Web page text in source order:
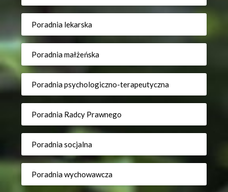
Poradnia lekarska
Poradnia małżeńska
Poradnia psychologiczno-terapeutyczna
Poradnia Radcy Prawnego
Poradnia socjalna
Poradnia wychowawcza